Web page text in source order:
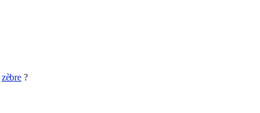
zèbre ?